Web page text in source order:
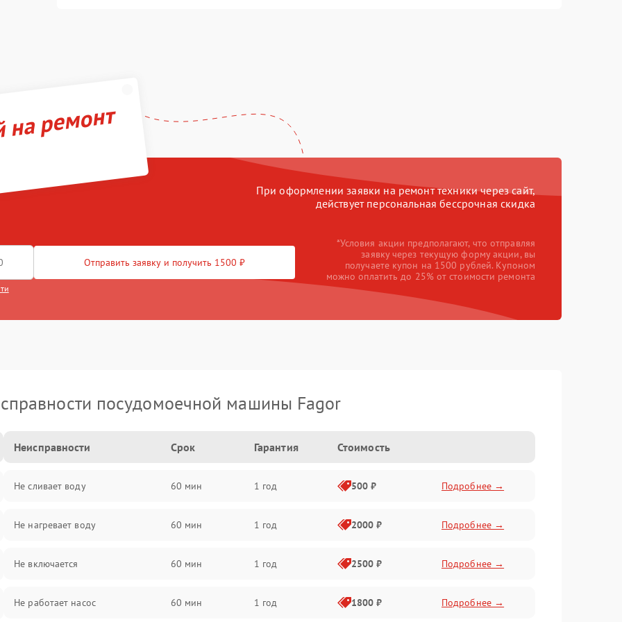
ремонт
При оформлении заявки на ремонт техники через сайт,
действует персональная бессрочная скидка
Отправить заявку и получить 1500 ₽
*Условия акции предполагают, что отправляя
заявку через текущую форму акции, вы
получаете купон на 1500 рублей. Купоном
можно оплатить до 25% от стоимости ремонта
посудомоечной машины Fagor
Неисправности Срок Гарантия Стоимость
Не сливает воду 60 мин 1 год 500 ₽ Подробнее →
Не нагревает воду 60 мин 1 год 2000 ₽ Подробнее →
Не включается 60 мин 1 год 2500 ₽ Подробнее →
Не работает насос 60 мин 1 год 1800 ₽ Подробнее →